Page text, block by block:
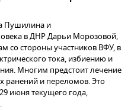
Пушилина и
в ДНР Дарьи Морозовой,
со стороны участников ВФУ, в
тока, избиению и
Многим предстоит лечение
ранений и переломов. Это
июня текущего года,